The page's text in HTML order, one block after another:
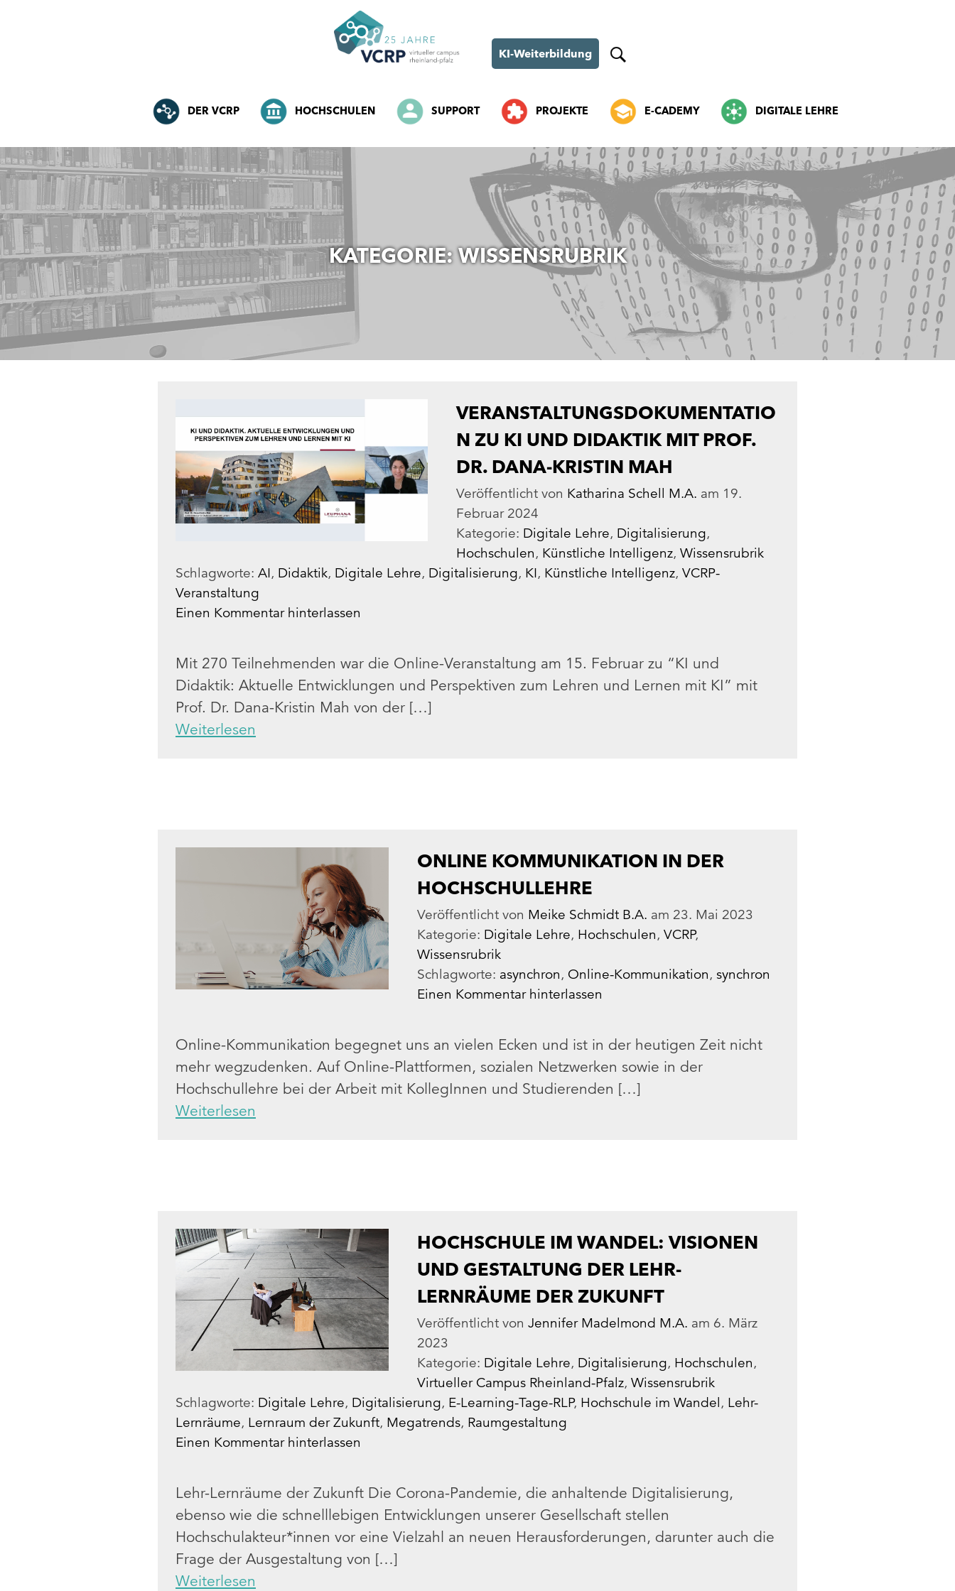
KI-Weiterbildung
SKIP
TO
CONTENT
DER VCRP HOCHSCHULEN SUPPORT PROJEKTE E-CADEMY DIGITALE LEHRE
KATEGORIE:WISSENSRUBRIK
VERANSTALTUNGSDOKUMENTATIO
N ZU KI UND DIDAKTIK MIT PROF.
DR. DANA-KRISTIN MAH
Veröffentlicht von Katharina Schell M.A. am 19.
Februar 2024
Kategorie: Digitale Lehre, Digitalisierung,
Hochschulen, Künstliche Intelligenz,Wissensrubrik
Schlagworte: AI, Didaktik, Digitale Lehre, Digitalisierung, KI, Künstliche Intelligenz, VCRP-
Veranstaltung
Einen Kommentar hinterlassen
Mit 270 Teilnehmenden war die Online-Veranstaltung am 15. Februar zu “KI und
Didaktik: Aktuelle Entwicklungen und Perspektiven zum Lehren und Lernen mit KI” mit
Prof. Dr. Dana-Kristin Mah von der […]
Weiterlesen
ONLINE KOMMUNIKATION IN DER
HOCHSCHULLEHRE
Veröffentlicht von Meike Schmidt B.A. am 23. Mai 2023
Kategorie: Digitale Lehre, Hochschulen,VCRP,
Wissensrubrik
Schlagworte: asynchron, Online-Kommunikation,synchron
Einen Kommentar hinterlassen
Online-Kommunikation begegnet uns an vielen Ecken und ist in der heutigen Zeit nicht
mehr wegzudenken. Auf Online-Plattformen, sozialen Netzwerken sowie in der
Hochschullehre bei der Arbeit mit KollegInnen und Studierenden […]
Weiterlesen
HOCHSCHULE IM WANDEL: VISIONEN
UND GESTALTUNG DER LEHR-
LERNRÄUME DER ZUKUNFT
Veröffentlicht vonJennifer Madelmond M.A. am 6. März
2023
Kategorie: Digitale Lehre, Digitalisierung, Hochschulen,
Virtueller Campus Rheinland-Pfalz,Wissensrubrik
Schlagworte: Digitale Lehre, Digitalisierung, E-Learning-Tage-RLP, Hochschule im Wandel, Lehr-
Lernräume, Lernraum der Zukunft, Megatrends, Raumgestaltung
Einen Kommentar hinterlassen
Lehr-Lernräume der Zukunft Die Corona-Pandemie, die anhaltende Digitalisierung,
ebenso wie die schnelllebigen Entwicklungen unserer Gesellschaft stellen
Hochschulakteur*innen vor eine Vielzahl an neuen Herausforderungen, darunter auch die
Frage der Ausgestaltung von […]
Weiterlesen